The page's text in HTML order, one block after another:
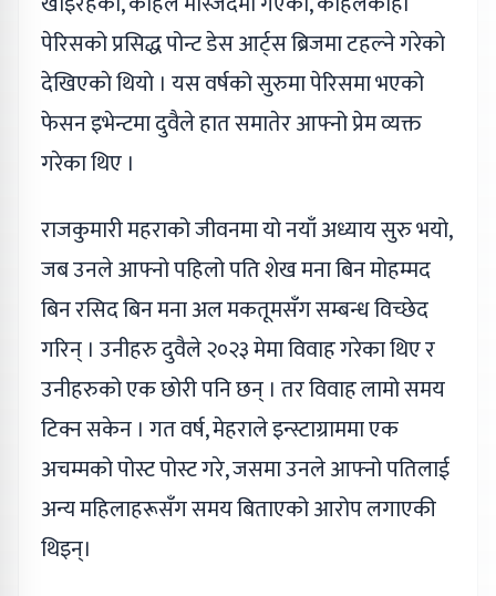
पेरिसको प्रसिद्ध पोन्ट डेस आर्ट्स ब्रिजमा टहल्ने गरेकाे
देखिएकाे थियाे । यस वर्षको सुरुमा पेरिसमा भएको
फेसन इभेन्टमा दुवैले हात समातेर आफ्नो प्रेम व्यक्त
गरेका थिए ।
राजकुमारी महराको जीवनमा यो नयाँ अध्याय सुरु भयो,
जब उनले आफ्नो पहिलो पति शेख मना बिन मोहम्मद
बिन रसिद बिन मना अल मकतूमसँग सम्बन्ध विच्छेद
गरिन् । उनीहरु दुवैले २०२३ मेमा विवाह गरेका थिए र
उनीहरुको एक छोरी पनि छन् । तर विवाह लामो समय
टिक्न सकेन । गत वर्ष, मेहराले इन्स्टाग्राममा एक
अचम्मको पोस्ट पोस्ट गरे, जसमा उनले आफ्नो पतिलाई
अन्य महिलाहरूसँग समय बिताएको आरोप लगाएकी
थिइन्।